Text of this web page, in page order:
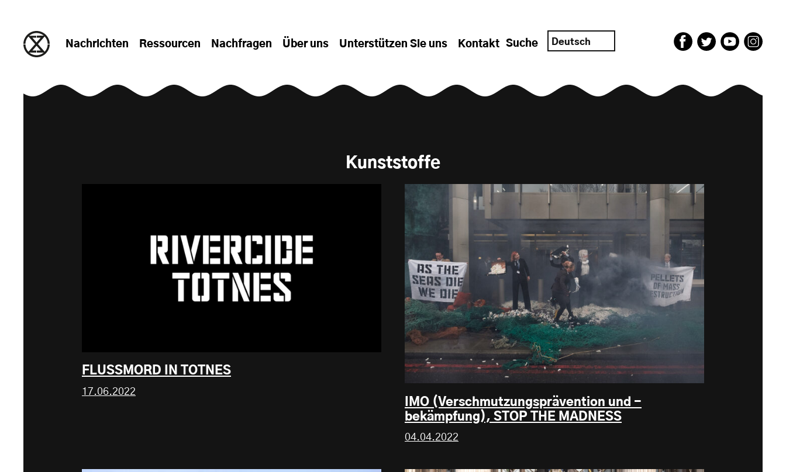
Nachrichten Ressourcen Nachfragen Über uns Unterstützen Sie uns Kontakt Suche Deutsch
Kunststoffe
FLUSSMORD IN TOTNES
17.06.2022
IMO (Verschmutzungsprävention und -
bekämpfung), STOP THE MADNESS
04.04.2022